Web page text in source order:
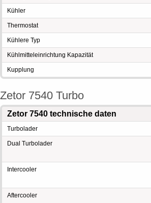
Kühler
Thermostat
Kühlere Typ
Kühlmitteleinrichtung Kapazität
Kupplung
Zetor 7540 Turbo
Zetor 7540 technische daten
Turbolader
Dual Turbolader
Intercooler
Aftercooler